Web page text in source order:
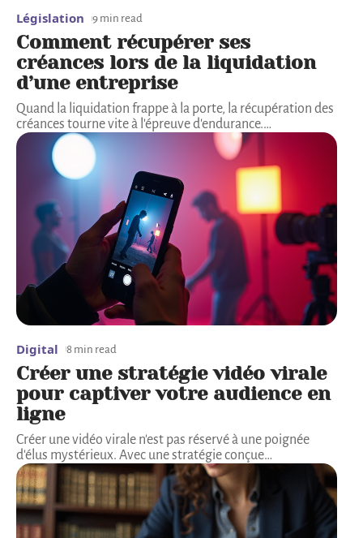
Législation 9 min read
Comment récupérer ses
créances lors de la liquidation
d’une entreprise
Quand la liquidation frappe à la porte, la récupération des
créances tourne vite à l'épreuve d'endurance.…
Digital 8 min read
Créer une stratégie vidéo virale
pour captiver votre audience en
ligne
Créer une vidéo virale n'est pas réservé à une poignée
d'élus mystérieux. Avec une stratégie conçue…